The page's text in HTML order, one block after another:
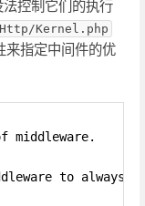
控制它们的执行
Kernel.php
来指定中间件的优
to always